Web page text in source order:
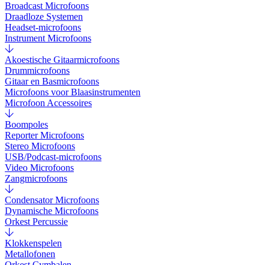
Broadcast Microfoons
Draadloze Systemen
Headset-microfoons
Instrument Microfoons
Akoestische Gitaarmicrofoons
Drummicrofoons
Gitaar en Basmicrofoons
Microfoons voor Blaasinstrumenten
Microfoon Accessoires
Boompoles
Reporter Microfoons
Stereo Microfoons
USB/Podcast-microfoons
Video Microfoons
Zangmicrofoons
Condensator Microfoons
Dynamische Microfoons
Orkest Percussie
Klokkenspelen
Metallofonen